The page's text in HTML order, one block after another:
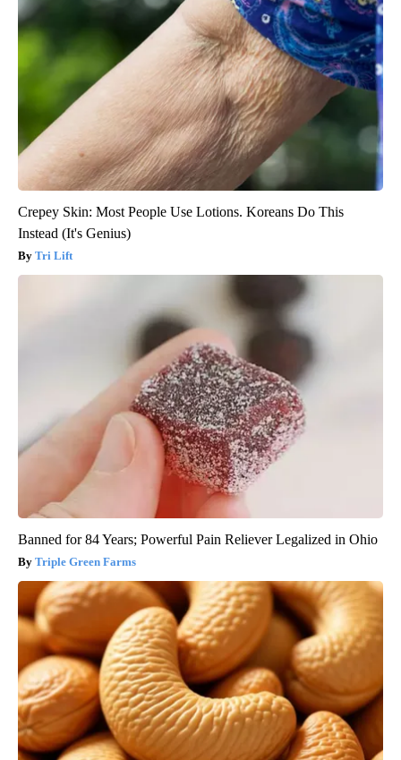
Crepey Skin: Most People Use Lotions. Koreans Do This
Instead (It's Genius)
Tri Lift
Banned for 84 Years; Powerful Pain Reliever Legalized in Ohio
Triple Green Farms